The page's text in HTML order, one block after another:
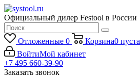
Официальный дилер Festool в России
Отложенные 0 Корзина0 пуста
ВойтиМой кабинет
+7 495 660-39-90
Заказать звонок